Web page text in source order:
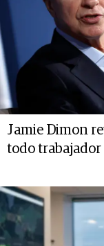
Jamie Dimon
todo